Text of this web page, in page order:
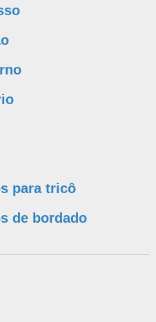
para tricô
de bordado